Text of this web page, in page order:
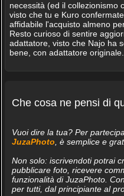
necessità (ed il collezionismo
visto che tu e Kuro
affidabile l'acquisto almeno
Resto curioso di sentire
adattatore, visto che Najo ha
bene, con adattatore originale.
Che cosa ne pensi di
Vuoi dire la tua? Per
JuzaPhoto , è semplice e
Non solo: iscrivendoti potrai
pubblicare foto, ricevere
funzionalità di JuzaPhoto.
per tutti, dal principiante al